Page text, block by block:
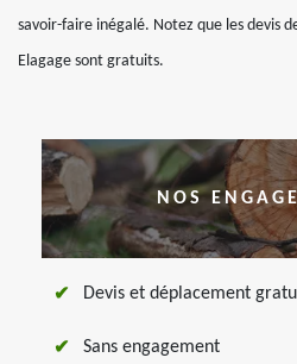
savoir-faire inégalé. Notez que les devis
Elagage sont gratuits.
NOS
Devis et déplacement
Sans engagement